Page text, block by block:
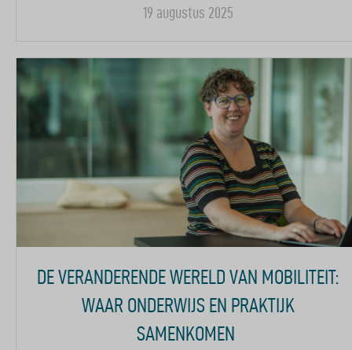
19 augustus 2025
DE VERANDERENDE WERELD VAN MOBILITEIT:
WAAR ONDERWIJS EN PRAKTIJK
SAMENKOMEN